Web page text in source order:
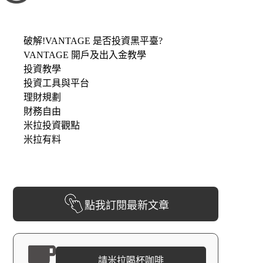
破解!VANTAGE 是否投資黑平臺?
VANTAGE 開戶及出入金教學
投資教學
投資工具與平台
理財規劃
財務自由
米拉投資觀點
米拉有料
點我訂閱最新文章
請米拉喝杯咖啡